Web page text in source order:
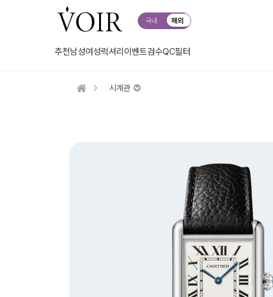
국내 해외
추천남성여성럭셔리 이벤트검수QC필터
시계관